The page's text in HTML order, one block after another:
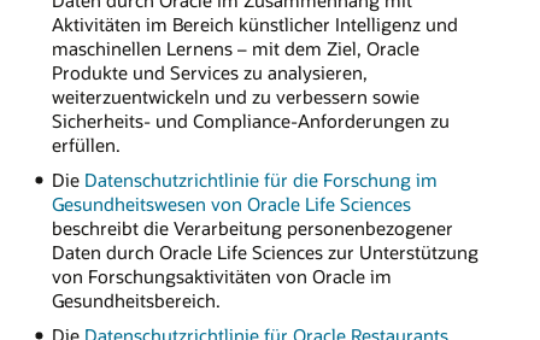
Aktivitäten im Bereich künstlicher Intelligenz und
maschinellen Lernens – mit dem Ziel, Oracle
Produkte und Services zu analysieren,
weiterzuentwickeln und zu verbessern sowie
Sicherheits- und Compliance-Anforderungen zu
erfüllen.
Die Datenschutzrichtlinie für die Forschung im
Gesundheitswesen von Oracle Life Sciences
beschreibt die Verarbeitung personenbezogener
Daten durch Oracle Life Sciences zur Unterstützung
von Forschungsaktivitäten von Oracle im
Gesundheitsbereich.
Die Datenschutzrichtlinie für Oracle Restaurants